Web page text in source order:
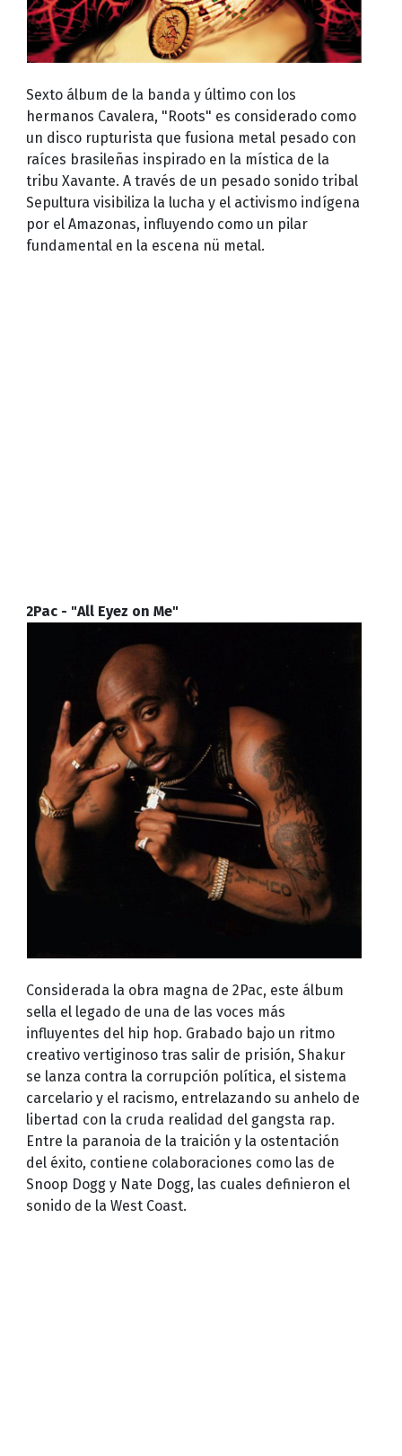
Sexto álbum de la banda y último con los
hermanos Cavalera, "Roots" es considerado como
un disco rupturista que fusiona metal pesado con
raíces brasileñas inspirado en la mística de la
tribu Xavante. A través de un pesado sonido tribal
Sepultura visibiliza la lucha y el activismo indígena
por el Amazonas, influyendo como un pilar
fundamental en la escena nü metal.
2Pac - "All Eyez on Me"
Considerada la obra magna de 2Pac, este álbum
sella el legado de una de las voces más
influyentes del hip hop. Grabado bajo un ritmo
creativo vertiginoso tras salir de prisión, Shakur
se lanza contra la corrupción política, el sistema
carcelario y el racismo, entrelazando su anhelo de
libertad con la cruda realidad del gangsta rap.
Entre la paranoia de la traición y la ostentación
del éxito, contiene colaboraciones como las de
Snoop Dogg y Nate Dogg, las cuales definieron el
sonido de la West Coast.